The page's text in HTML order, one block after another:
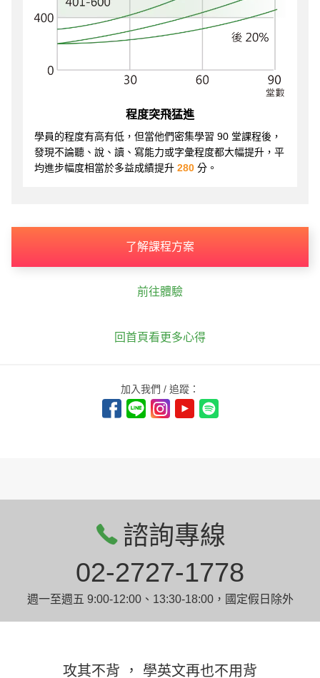
程度突飛猛進
學員的程度有高有低，但當他們密集學習 90 堂課程後，
發現不論聽、說、讀、寫能力或字彙程度都大幅提升，平
均進步幅度相當於多益成績提升 280 分。
了解課程方案
前往體驗
回首頁看更多心得
加入我們 / 追蹤：
諮詢專線
02-2727-1778
週一至週五 9:00-12:00、13:30-18:00，國定假日除外
攻其不背 ， 學英文再也不用背